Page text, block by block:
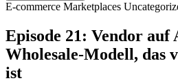
E-commerce Marketplaces
Episode 21: Vendor auf
Wholesale-Modell, das
ist